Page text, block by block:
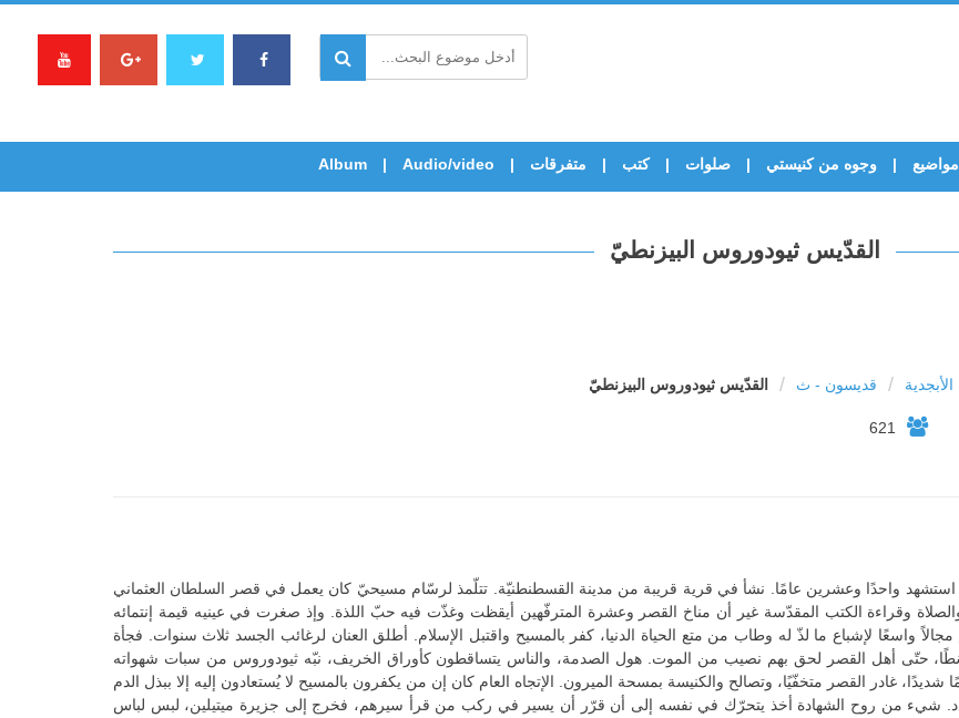
مواضيع وجوه من كنيستي صلوات كتب متفرقات Audio/video
Album
القدّيس ثيودوروس البيزنطيّ
/ قديسون - ث / القدّيس ثيودوروس البيزنطيّ
621
واحدًا وعشرين عامًا. نشأ في قرية قريبة من مدينة القسطنطنيّة. تتلّمذ لرسّام مسيحيّ كان يعمل في قصر السلطان العثماني
وقراءة الكتب المقدّسة غير أن مناخ القصر وعشرة المترفّهين أيقظت وغذّت فيه حبّ اللذة. وإذ صغرت في عينيه قيمة إنتمائه
واسعًا لإشباع ما لذّ له وطاب من متع الحياة الدنيا، كفر بالمسيح واقتبل الإسلام. أطلق العنان لرغائب الجسد ثلاث سنوات. فجأة
حتّى أهل القصر لحق بهم نصيب من الموت. هول الصدمة، والناس يتساقطون كأوراق الخريف، نبّه ثيودوروس من سبات شهواته
غادر القصر متخفّيًا، وتصالح والكنيسة بمسحة الميرون. الإتجاه العام كان إن من يكفرون بالمسيح لا يُستعادون إليه إلا ببذل الدم
شيء من روح الشهادة أخذ يتحرّك في نفسه إلى أن قرّر أن يسير في ركب من قرأ سيرهم، فخرج إلى جزيرة ميتيلين، لبس لباس